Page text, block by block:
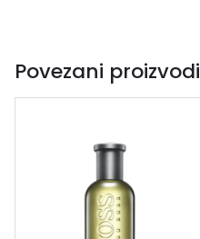
Povezani proizvodi